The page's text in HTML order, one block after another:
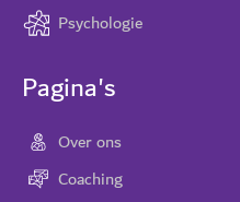
Psychologie
Pagina's
Over ons
Coaching